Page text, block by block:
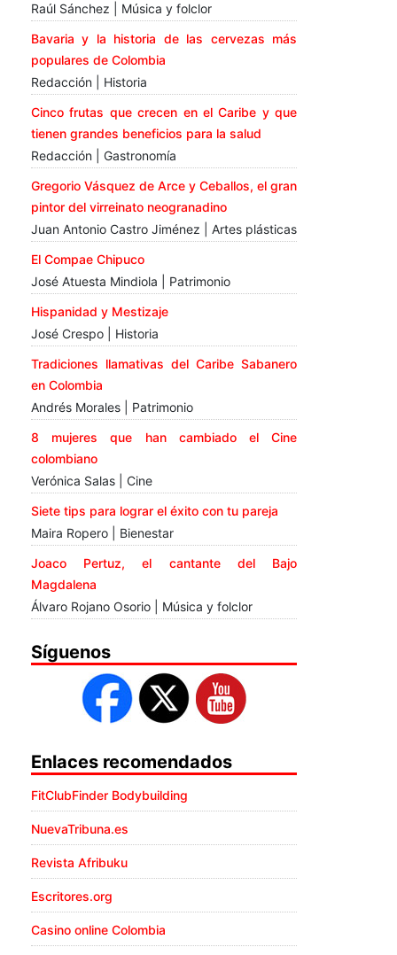
Raúl Sánchez | Música y folclor
Bavaria y la historia de las cervezas más
populares de Colombia
Redacción | Historia
Cinco frutas que crecen en el Caribe y que
tienen grandes beneficios para la salud
Redacción | Gastronomía
Gregorio Vásquez de Arce y Ceballos, el gran
pintor del virreinato neogranadino
Juan Antonio Castro Jiménez | Artes plásticas
El Compae Chipuco
José Atuesta Mindiola | Patrimonio
Hispanidad y Mestizaje
José Crespo | Historia
Tradiciones llamativas del Caribe Sabanero
en Colombia
Andrés Morales | Patrimonio
8 mujeres que han cambiado el Cine
colombiano
Verónica Salas | Cine
Siete tips para lograr el éxito con tu pareja
Maira Ropero | Bienestar
Joaco Pertuz, el cantante del Bajo
Magdalena
Álvaro Rojano Osorio | Música y folclor
Síguenos
Enlaces recomendados
FitClubFinder Bodybuilding
NuevaTribuna.es
Revista Afribuku
Escritores.org
Casino online Colombia